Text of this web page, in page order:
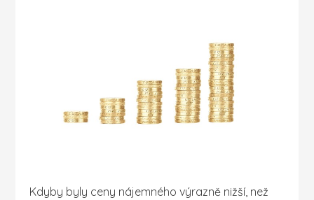
Kdyby byly ceny nájemného výrazně nižší, než